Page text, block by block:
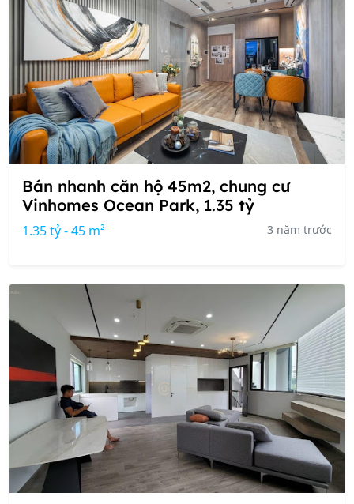
Bán nhanh căn hộ 45m2, chung cư
Vinhomes Ocean Park, 1.35 tỷ
1.35 tỷ - 45 m² 3 năm trước